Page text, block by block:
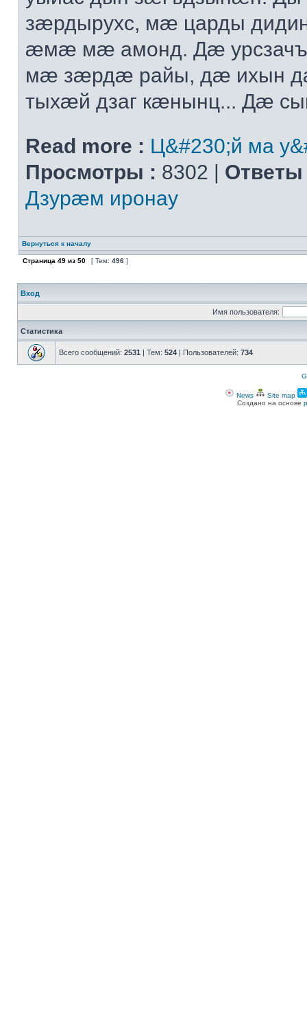
зæрдырухс, мæ царды
æмæ мæ амонд. Дæ
мæ зæрдæ райы, дæ ихын
тыхæй дзаг кæнынц... Дæ
Read more : Ц&#230;й ма
Просмотры : 8302 | Ответы
Дзурæм иронау
Вернуться к началу
Страница 49 из 50 [ Тем: 496 ]
Вход
Имя пользователя:
Статистика
Всего сообщений: 2531 | Тем: 524 | Пользователей: 734
News Site map
Создано на основе